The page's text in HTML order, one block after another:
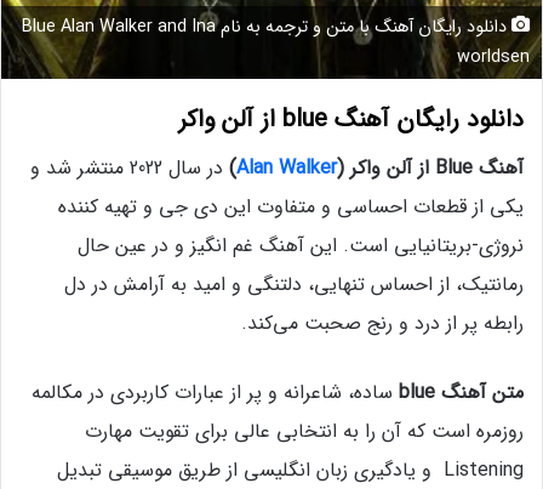
دانلود رایگان آهنگ با متن و ترجمه به نام Blue Alan Walker and Ina
worldsen
دانلود رایگان آهنگ blue از آلن واکر
آهنگ Blue از آلن واکر ( Alan Walker
)
در سال 2022 منتشر شد و
یکی از قطعات احساسی و متفاوت این دی ‌جی و تهیه‌ کننده
نروژی-بریتانیایی است. این آهنگ غم‌ انگیز و در عین حال
رمانتیک، از احساس تنهایی، دلتنگی و امید به آرامش در دل
رابطه‌ پر از درد و رنج صحبت می‌کند.
متن آهنگ blue
ساده، شاعرانه و پر از عبارات کاربردی در مکالمه‌
روزمره است که آن را به انتخابی عالی برای تقویت مهارت
Listening و یادگیری زبان انگلیسی از طریق موسیقی تبدیل